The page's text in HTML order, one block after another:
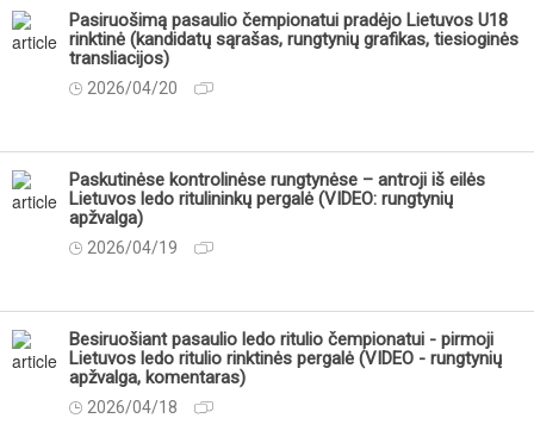
Pasiruošimą pasaulio čempionatui pradėjo Lietuvos U18
rinktinė (kandidatų sąrašas, rungtynių grafikas, tiesioginės
transliacijos)
2026/04/20
Paskutinėse kontrolinėse rungtynėse – antroji iš eilės
Lietuvos ledo ritulininkų pergalė (VIDEO: rungtynių
apžvalga)
2026/04/19
Besiruošiant pasaulio ledo ritulio čempionatui - pirmoji
Lietuvos ledo ritulio rinktinės pergalė (VIDEO - rungtynių
apžvalga, komentaras)
2026/04/18